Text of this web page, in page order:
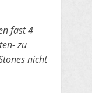
fast 4
zu
nicht